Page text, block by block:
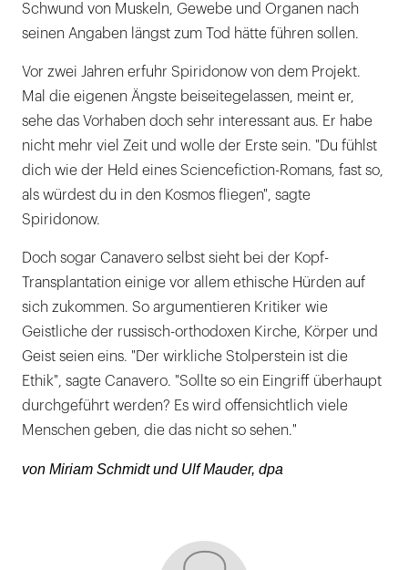
Schwund von Muskeln, Gewebe und Organen nach
seinen Angaben längst zum Tod hätte führen sollen.
Vor zwei Jahren erfuhr Spiridonow von dem Projekt.
Mal die eigenen Ängste beiseitegelassen, meint er,
sehe das Vorhaben doch sehr interessant aus. Er habe
nicht mehr viel Zeit und wolle der Erste sein. "Du fühlst
dich wie der Held eines Sciencefiction-Romans, fast so,
als würdest du in den Kosmos fliegen", sagte
Spiridonow.
Doch sogar Canavero selbst sieht bei der Kopf-
Transplantation einige vor allem ethische Hürden auf
sich zukommen. So argumentieren Kritiker wie
Geistliche der russisch-orthodoxen Kirche, Körper und
Geist seien eins. "Der wirkliche Stolperstein ist die
Ethik", sagte Canavero. "Sollte so ein Eingriff überhaupt
durchgeführt werden? Es wird offensichtlich viele
Menschen geben, die das nicht so sehen."
von Miriam Schmidt und Ulf Mauder, dpa